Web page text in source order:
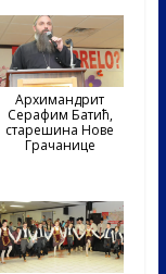
Архимандрит
Серафим Батић,
старешина Нове
Грачанице